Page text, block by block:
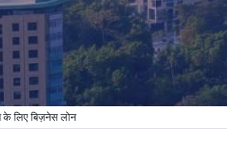
के लिए बिज़नेस लोन